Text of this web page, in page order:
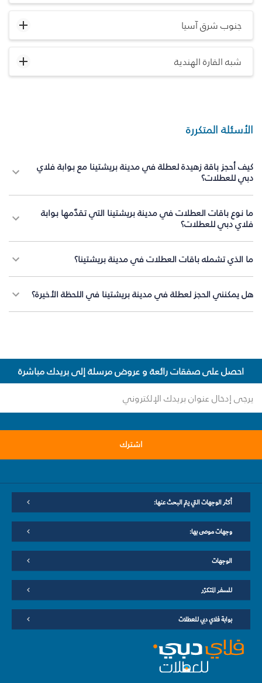
جنوب شرق آسيا
شبه القارة الهندية
الأسئلة المتكررة
كيف أحجز باقة زهيدة لعطلة في مدينة بريشتينا مع بوابة فلاي
دبي للعطلات؟
ما نوع باقات العطلات في مدينة بريشتينا التي تقدّمها بوابة
فلاي دبي للعطلات؟
ما الذي تشمله باقات العطلات في مدينة بريشتينا؟
هل يمكنني الحجز لعطلة في مدينة بريشتينا في اللحظة الأخيرة؟
احصل على صفقات رائعة و عروض مرسلة إلى بريدك مباشرة
اشترك
أكثر الوجهات التي يتم البحث عنها:
وجهات موصى بها:
الوجهات
للسفر المتكرّر
بوابة فلاي دبي للعطلات